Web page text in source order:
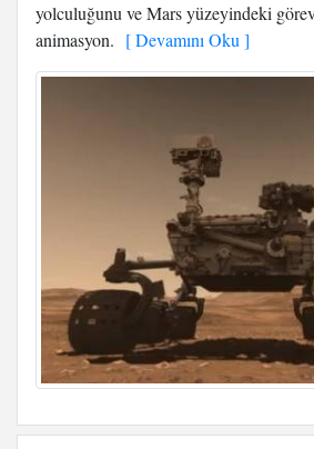
yolculuğunu ve Mars yüzeyindeki
animasyon. [ Devamını Oku ]